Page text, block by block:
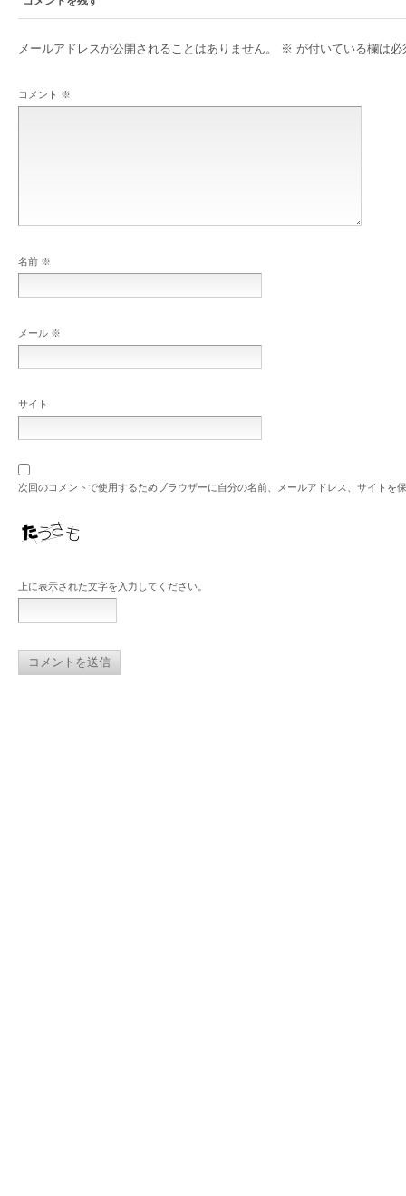
メールアドレスが公開されることはありません。 ※ が付いている欄は必
コメント ※
名前 ※
メール ※
サイト
次回のコメントで使用するためブラウザーに自分の名前、メールアドレス、サイトを
上に表示された文字を入力してください。